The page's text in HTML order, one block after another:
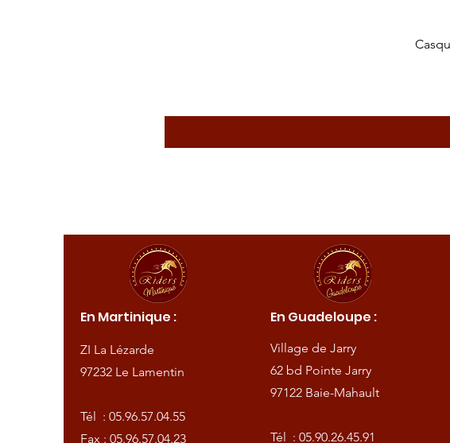
En Martinique :
ZI La Lézarde
97232 Le Lamentin
Tél :05.96.57.04.55
Fax : 05.96.57.04.23
En Guadeloupe :
Village de Jarry
62 bd Pointe Jarry
97122 Baie-Mahault
Tél : 05.90.26.45.91